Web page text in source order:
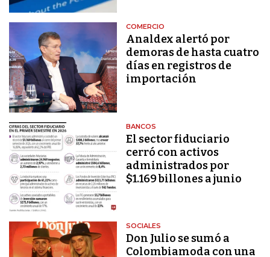
COMERCIO
Analdex alertó por
demoras de hasta cuatro
días en registros de
importación
BANCOS
El sector fiduciario
cerró con activos
administrados por
$1.169 billones a junio
SOCIALES
Don Julio se sumó a
Colombiamoda con una